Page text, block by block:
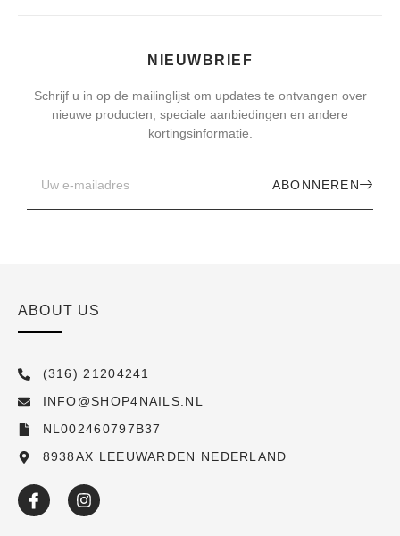
NIEUWBRIEF
Schrijf u in op de mailinglijst om updates te ontvangen over
nieuwe producten, speciale aanbiedingen en andere
kortingsinformatie.
ABONNEREN
ABOUT US
(316) 21204241
INFO@SHOP4NAILS.NL
NL002460797B37
8938AX LEEUWARDEN NEDERLAND